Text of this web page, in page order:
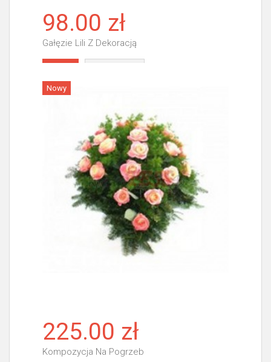
98.00 zł
Gałęzie Lili Z Dekoracją
Nowy
225.00 zł
Kompozycja Na Pogrzeb